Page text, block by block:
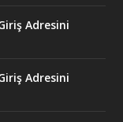
Adresini
Adresini